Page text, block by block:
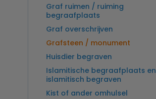
Graf ruimen / ruiming
begraafplaats
Graf overschrijven
Grafsteen / monument
Huisdier begraven
Islamitische begraafplaats en
islamitisch begraven
Kist of ander omhulsel